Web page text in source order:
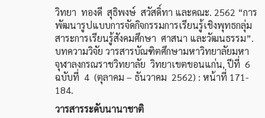
วิทยา ทองดี สุธิพงษ์ สวัสดิ์ทา และคณะ. 2562 “การ
พัฒนารูปแบบการจัดกิจกรรมการเรียนรู้เชิงพุทธกลุ่ม
สาระการเรียนรู้สังคมศึกษา ศาสนา และวัฒนธรรม”.
บทความวิจัย วารสารบัณฑิตศึกษามหาวิทยาลัยมหา
จุฬาลงกรณราชวิทยาลัย วิทยาเขตขอนแก่น, ปีที่ 6
ฉบับที่ 4 (ตุลาคม – ธันวาคม 2562) : หน้าที่ 171-
184.
วารสารระดับนานาชาติ